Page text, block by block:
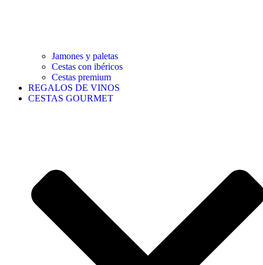
Jamones y paletas
Cestas con ibéricos
Cestas premium
REGALOS DE VINOS
CESTAS GOURMET